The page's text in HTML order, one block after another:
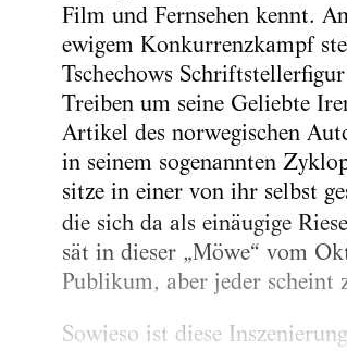
Film und Fernsehen kennt.
ewigem Konkurrenzkampf
Tschechows
Treiben um seine Geliebte
Artikel des norwegischen
in seinem sogenannten
sitze in einer von ihr selbst
die sich da als einäugige
sät in dieser „Möwe“ vom
Publikum, aber jeder scheint
Sowieso ist diese